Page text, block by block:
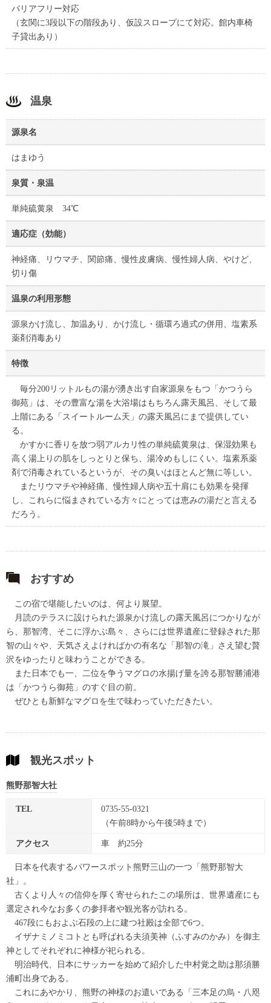
バリアフリー対応
（玄関に3段以下の階段あり、仮設スロープにて対応。館内車椅
子貸出あり）
温泉
源泉名
はまゆう
泉質・泉温
単純硫黄泉 34℃
適応症（効能）
神経痛、リウマチ、関節痛、慢性皮膚病、慢性婦人病、やけど、
切り傷
温泉の利用形態
源泉かけ流し、加温あり、かけ流し・循環ろ過式の併用、塩素系
薬剤消毒あり
特徴
毎分200リットルもの湯が湧き出す自家源泉をもつ「かつうら
御苑」は、その豊富な湯を大浴場はもちろん露天風呂、そして最
上階にある「スイートルーム天」の露天風呂にまで提供してい
る。
かすかに香りを放つ弱アルカリ性の単純硫黄泉は、保湿効果も
高く湯上りの肌をしっとりと保ち、湯冷めもしにくい。塩素系薬
剤で消毒されているというが、その臭いはほとんど無に等しい。
またリウマチや神経痛、慢性婦人病や五十肩にも効果を発揮
し、これらに悩まされている方々にとっては恵みの湯だと言える
だろう。
おすすめ
この宿で堪能したいのは、何より展望。
月読のテラスに設けられた源泉かけ流しの露天風呂につかりなが
ら、那智湾、そこに浮かぶ島々、さらには世界遺産に登録された那
智の山々や、天気さえよければかの有名な「那智の滝」さえ望む贅
沢をゆったりと味わうことができる。
また日本でも一、二位を争うマグロの水揚げ量を誇る那智勝浦港
は「かつうら御苑」のすぐ目の前。
ぜひとも新鮮なマグロを生で味わっていただきたい。
観光スポット
熊野那智大社
TEL
0735-55-0321
（午前8時から午後5時まで）
アクセス 車 約25分
日本を代表するパワースポット熊野三山の一つ「熊野那智大
社」。
古くより人々の信仰を厚く寄せられたこの場所は、世界遺産にも
選定され今なお多くの参拝者や観光客が訪れる。
467段にもおよぶ石段の上に建つ社殿は全部で6つ。
イザナミノミコトとも呼ばれる夫須美神（ふすみのかみ）を御主
神としてそれぞれに神様が祀られる。
明治時代、日本にサッカーを始めて紹介した中村覚之助は那須勝
浦町出身である。
これにあやかり、熊野の神様のお遣いである「三本足の烏・八咫